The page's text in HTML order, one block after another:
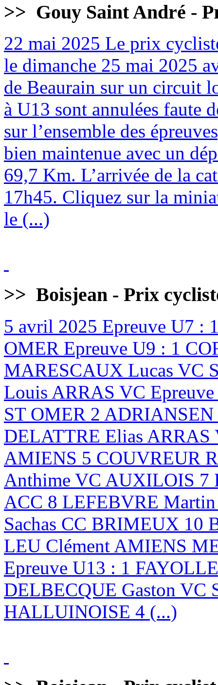
>> Gouy Saint André -
22 mai 2025 Le prix
le dimanche 25 mai 2025
de Beaurain sur un circuit
à U13 sont annulées faute
sur l’ensemble des
bien maintenue avec un
69,7 Km. L’arrivée de la
17h45. Cliquez sur la
le (...)
>> Boisjean - Prix
5 avril 2025 Epreuve U7 :
OMER Epreuve U9 : 1
MARESCAUX Lucas VC
Louis ARRAS VC
ST OMER 2
DELATTRE Elias
AMIENS 5 COUVREUR
Anthime VC AUXILOIS 7
ACC 8 LEFEBVRE
Sachas CC BRIMEUX 10
LEU Clément AMIENS
Epreuve U13 : 1
DELBECQUE Gaston VC
HALLUINOISE 4 (...)